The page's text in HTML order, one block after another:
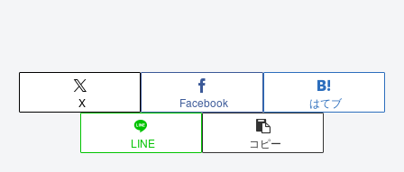
X Facebook はてブ
LINE コピー